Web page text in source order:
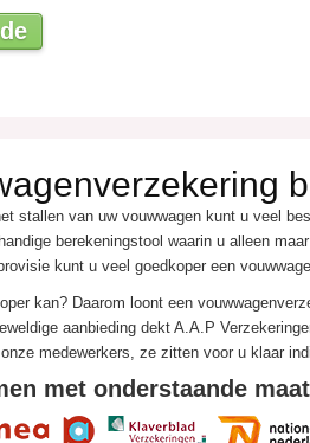
stallen van uw vouwwagen kunt u veel
berekeningstool waarin u alleen
kunt u veel goedkoper een
kan? Daarom loont een
aanbieding dekt A.A.P
medewerkers, ze zitten voor u klaar
met onderstaande